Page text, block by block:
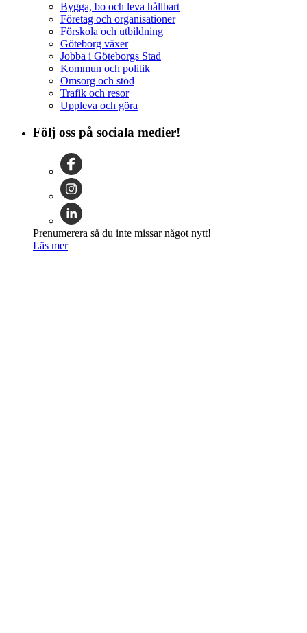
Bygga, bo och leva hållbart
Företag och organisationer
Förskola och utbildning
Göteborg växer
Jobba i Göteborgs Stad
Kommun och politik
Omsorg och stöd
Trafik och resor
Uppleva och göra
Följ oss på sociala medier!
Prenumerera så du inte missar något nytt!
Läs mer